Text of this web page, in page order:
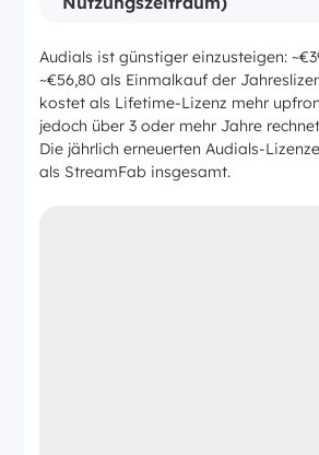
Audials ist günstiger einzusteigen:
~€56,80 als Einmalkauf der
kostet als Lifetime-Lizenz mehr
jedoch über 3 oder mehr Jahre
Die jährlich erneuerten Audials-
als StreamFab insgesamt.